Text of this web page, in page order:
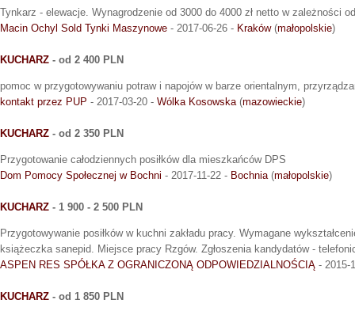
Tynkarz - elewacje. Wynagrodzenie od 3000 do 4000 zł netto w zależności
Macin Ochyl Sold Tynki Maszynowe - 2017-06-26 - Kraków(małopolskie)
KUCHARZ - od 2 400 PLN
pomoc w przygotowywaniu potraw i napojów w barze orientalnym,
kontakt przez PUP - 2017-03-20 - Wólka Kosowska (mazowieckie)
KUCHARZ - od 2 350 PLN
Przygotowanie całodziennych posiłków dla mieszkańców DPS
Dom Pomocy Społecznej w Bochni - 2017-11-22 - Bochnia (małopolskie)
KUCHARZ - 1 900 - 2 500 PLN
Przygotowywanie posiłków w kuchni zakładu pracy. Wymagane
książeczka sanepid. Miejsce pracy Rzgów. Zgłoszenia kandydatów -
ASPEN RES SPÓŁKA Z OGRANICZONĄ ODPOWIEDZIALNOŚCIĄ - 2015-
KUCHARZ - od 1 850 PLN